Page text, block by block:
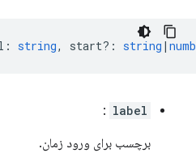
: string, start? : string |
label
:
برچسب برای ورود زمان.